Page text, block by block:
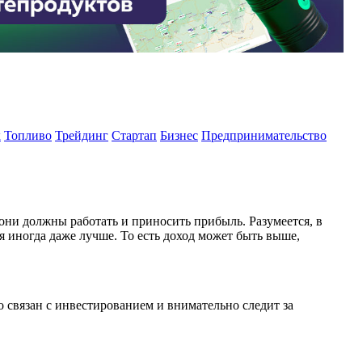
Топливо Трейдинг Стартап Бизнес Предпринимательство
должны работать и приносить прибыль. Разумеется, в
даже лучше. То есть доход может быть выше,
с инвестированием и внимательно следит за